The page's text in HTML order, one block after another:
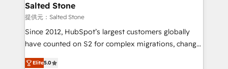
we turn complexity into clarity, human at global
scale. 🏆 HubSpot’s CEO called us “the partner of the
future.” Others agree it is proof of trust built through
measurable impact.
Salted Stone
提供元：Salted Stone
Since 2012, HubSpot’s largest customers globally
have counted on S2 for complex migrations, change
management, systems integration, and creative
Elite5.0